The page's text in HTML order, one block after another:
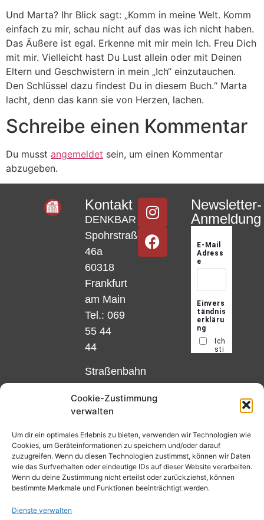
Cookie-Zustimmung
verwalten
Um dir ein optimales Erlebnis zu bieten, verwenden wir Technologien wie
Cookies, um Geräteinformationen zu speichern und/oder darauf
zuzugreifen. Wenn du diesen Technologien zustimmst, können wir Daten
wie das Surfverhalten oder eindeutige IDs auf dieser Website verarbeiten.
Wenn du deine Zustimmung nicht erteilst oder zurückziehst, können
bestimmte Merkmale und Funktionen beeinträchtigt werden.
Dienste verwalten
Und Marta? Ihr Blick sagt: „Komm in meine Welt. Komm
einfach zu mir, schau nicht auf das was ich nicht haben.
Das Äußere ist egal. Erkenne mit mir mein Ich. Freu Dich
mit mir. Vielleicht hast Du Lust allein oder mit Deinen
Eltern und Geschwistern in mein „Ich“ einzutauchen.
Den Schlüssel dazu findest Du in diesem Buch.“ Marta
lacht, denn das kann sie von Herzen, lachen.
Schreibe einen Kommentar
Du musst angemeldet sein, um einen Kommentar
abzugeben.
Kontakt
DENKBAR
Spohrstraße
46a
60318
Frankfurt
am Main
Tel.: 069
55 44
44
Straßenbahn
und 12,
Matthias-
Beltz-
Platz
oder
Newsletter-
Anmeldung